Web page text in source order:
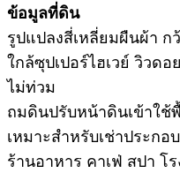
ข้อมูลที่ดิน
รูปแปลงสี่เหลี่ยมผืนผ้า ก
ใกล้ซุปเปอร์ไฮเวย์ วิวด
ไม่ท่วม
ถมดินปรับหน้าดินเข้าใช้
เหมาะสำหรับเช่าประกอ
ร้านอาหาร คาเฟ่ สปา โ